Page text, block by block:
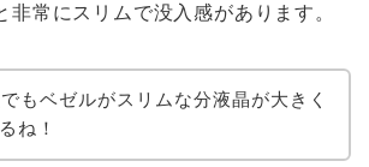
非常にスリムで没入感があります。
もベゼルがスリムな分液晶が大きく
ね！